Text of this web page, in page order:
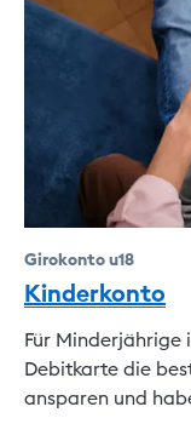
Girokonto u18
Kinderkonto
Für Minderjährige
Debitkarte die
ansparen und